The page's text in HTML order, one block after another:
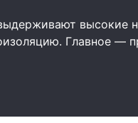
высокие
Главное —